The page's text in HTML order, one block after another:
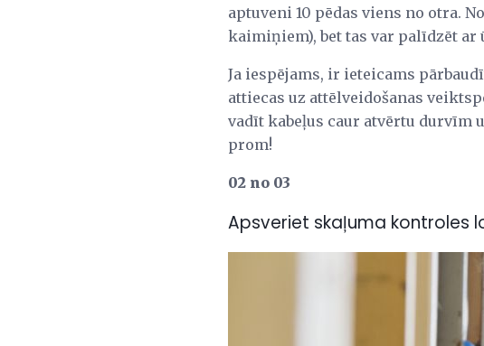
aptuveni 10 pēdas viens no otra.
kaimiņiem), bet tas var palīdzēt
Ja iespējams, ir ieteicams
attiecas uz attēlveidošanas
vadīt kabeļus caur atvērtu durvīm
prom!
02 no 03
Apsveriet skaļuma kontroles